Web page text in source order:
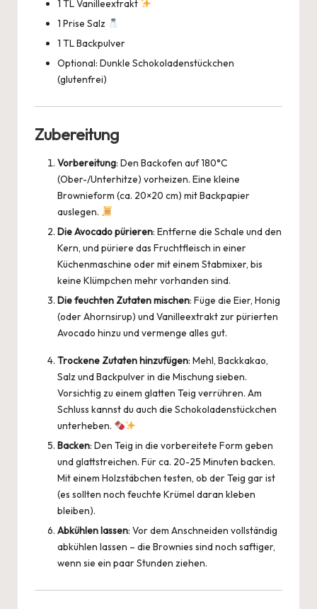
1 TL Vanilleextrakt
1 Prise Salz
1 TL Backpulver
Optional: Dunkle Schokoladenstückchen
(glutenfrei)
Zubereitung
Vorbereitung: Den Backofen auf 180°C
(Ober-/Unterhitze) vorheizen. Eine kleine
Brownieform (ca. 20×20 cm) mit Backpapier
auslegen.
Die Avocado pürieren: Entferne die Schale und den
Kern, und püriere das Fruchtfleisch in einer
Küchenmaschine oder mit einem Stabmixer, bis
keine Klümpchen mehr vorhanden sind.
Die feuchten Zutaten mischen: Füge die Eier, Honig
(oder Ahornsirup) und Vanilleextrakt zur pürierten
Avocado hinzu und vermenge alles gut.
Trockene Zutaten hinzufügen: Mehl, Backkakao,
Salz und Backpulver in die Mischung sieben.
Vorsichtig zu einem glatten Teig verrühren. Am
Schluss kannst du auch die Schokoladenstückchen
unterheben.
Backen: Den Teig in die vorbereitete Form geben
und glattstreichen. Für ca. 20-25 Minuten backen.
Mit einem Holzstäbchen testen, ob der Teig gar ist
(es sollten noch feuchte Krümel daran kleben
bleiben).
Abkühlen lassen: Vor dem Anschneiden vollständig
abkühlen lassen – die Brownies sind noch saftiger,
wenn sie ein paar Stunden ziehen.